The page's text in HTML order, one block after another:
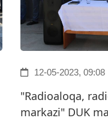
12-05-2023, 09:08
"Radioaloqa,
markazi" DUK